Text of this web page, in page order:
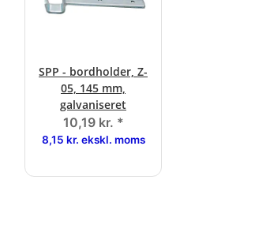
SPP - bordholder, Z-
05, 145 mm,
galvaniseret
10,19 kr. *
8,15 kr. ekskl. moms